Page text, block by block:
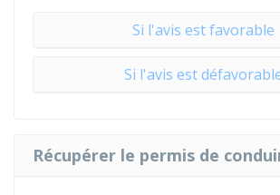
Si l'avis est favorable
Si l'avis est
Récupérer le permis de